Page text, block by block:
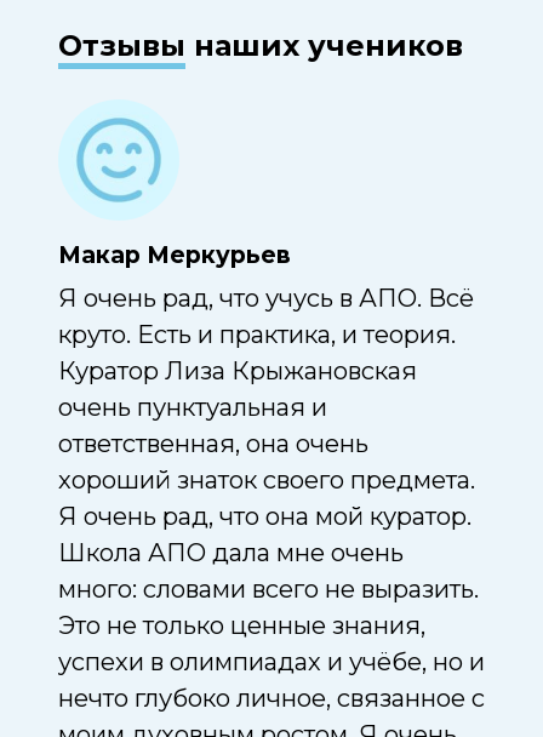
Отзывы наших учеников
Макар Меркурьев
Я очень рад, что учусь в АПО. Всё
круто. Есть и практика, и теория.
Куратор Лиза Крыжановская
очень пунктуальная и
ответственная, она очень
хороший знаток своего предмета.
Я очень рад, что она мой куратор.
Школа АПО дала мне очень
много: словами всего не выразить.
Это не только ценные знания,
успехи в олимпиадах и учёбе, но и
нечто глубоко личное, связанное с